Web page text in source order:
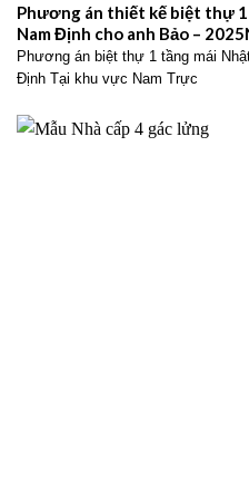
Phương án thiết kế biệt thự
Nam Định cho anh Bảo –
Phương án biệt thự 1 tầng mái
Định Tại khu vực Nam Trực